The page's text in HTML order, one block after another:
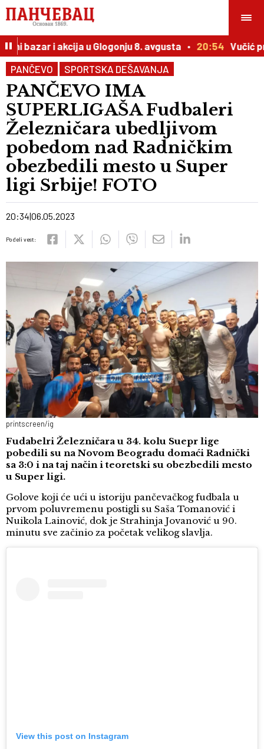
bazar i akcija u Glogonju 8. avgusta 20:54 Vučić
PANČEVO
SPORTSKA DEŠAVANJA
PANČEVO IMA
SUPERLIGAŠA Fudbaleri
Železničara ubedljivom
pobedom nad Radničkim
obezbedili mesto u Super
ligi Srbije! FOTO
20:34 06.05.2023
Podeli vest:
printscreen/ig
Fudabelri Železničara u 34. kolu Suepr lige
pobedili su na Novom Beogradu domaći Radnički
sa 3:0 i na taj način i teoretski su obezbedili mesto
u Super ligi.
Golove koji će ući u istoriju pančevačkog fudbala u
prvom poluvremenu postigli su Saša Tomanović i
Nuikola Lainović, dok je Strahinja Jovanović u 90.
minutu sve začinio za početak velikog slavlja.
View this post on Instagram